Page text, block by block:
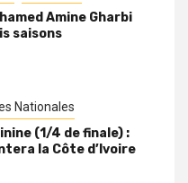
Amine Gharbi
saisons
Nationales
(1/4 de finale) :
la Côte d’Ivoire